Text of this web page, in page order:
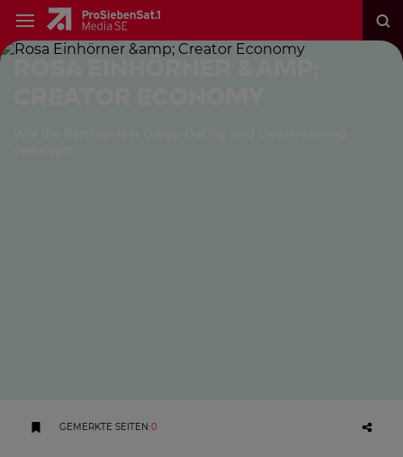
GEMERKTE SEITEN:0